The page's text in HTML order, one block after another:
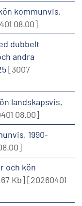
kommunvis,
08.00]
dubbelt
andra
[3007
landskapsvis,
08.00]
1990-
och kön
Kb][20260401